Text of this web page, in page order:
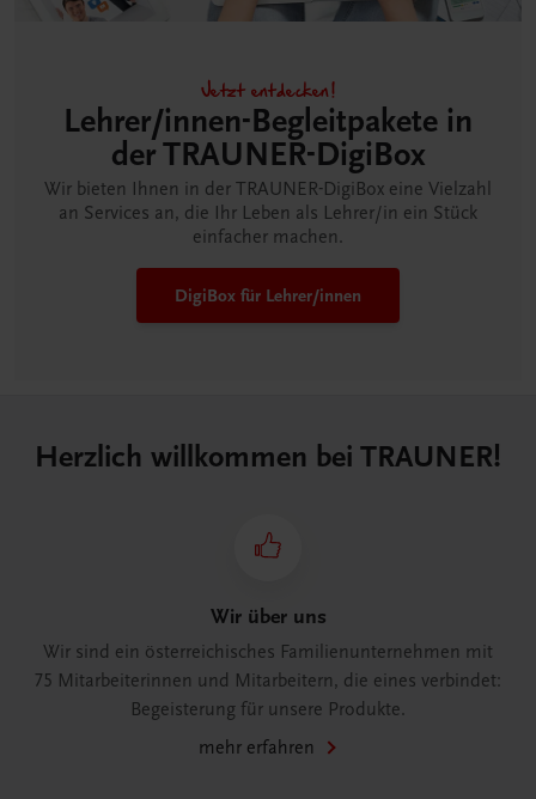
Jetzt entdecken!
Lehrer/innen-Begleitpakete in
der TRAUNER-DigiBox
Wir bieten Ihnen in der TRAUNER-DigiBox eine Vielzahl
an Services an, die Ihr Leben als Lehrer/in ein Stück
einfacher machen.
DigiBox für Lehrer/innen
Herzlich willkommen bei TRAUNER!
Wir über uns
Wir sind ein österreichisches Familienunternehmen mit
75 Mitarbeiterinnen und Mitarbeitern, die eines verbindet:
Begeisterung für unsere Produkte.
mehr erfahren